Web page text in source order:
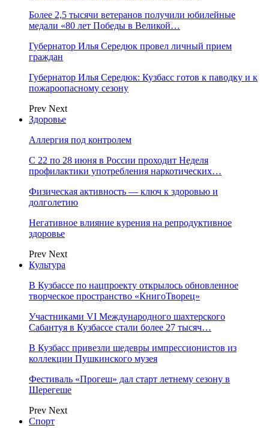
Более 2,5 тысячи ветеранов получили юбилейные
медали «80 лет Победы в Великой…
Губернатор Илья Середюк провел личный прием
граждан
Губернатор Илья Середюк: Кузбасс готов к паводку и к
пожароопасному сезону
Prev Next
Здоровье
Аллергия под контролем
С 22 по 28 июня в России проходит Неделя
профилактики употребления наркотических…
Физическая активность — ключ к здоровью и
долголетию
Негативное влияние курения на репродуктивное
здоровье
Prev Next
Культура
В Кузбассе по нацпроекту открылось обновленное
творческое пространство «КнигоТворец»
Участниками VI Международного шахтерского
Сабантуя в Кузбассе стали более 27 тысяч…
В Кузбасс привезли шедевры импрессионистов из
коллекции Пушкинского музея
Фестиваль «Прогеш» дал старт летнему сезону в
Шерегеше
Prev Next
Спорт